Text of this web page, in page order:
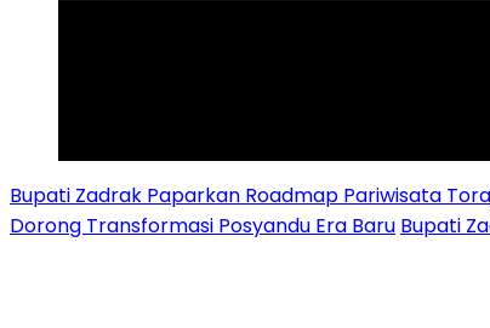
Bupati Zadrak Paparkan Roadmap Pariwisata
Dorong Transformasi Posyandu Era Baru Bupati